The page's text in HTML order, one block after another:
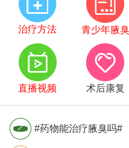
治疗方法 青少年腋臭
直播视频 术后康复
#药物能治疗腋臭吗#